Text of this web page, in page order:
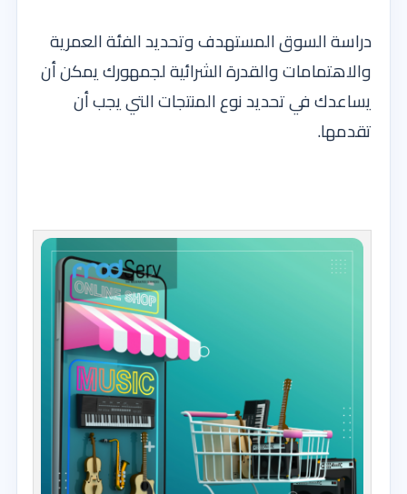
دراسة السوق المستهدف وتحديد الفئة العمرية
والاهتمامات والقدرة الشرائية لجمهورك يمكن أن
يساعدك في تحديد نوع المنتجات التي يجب أن
تقدمها.